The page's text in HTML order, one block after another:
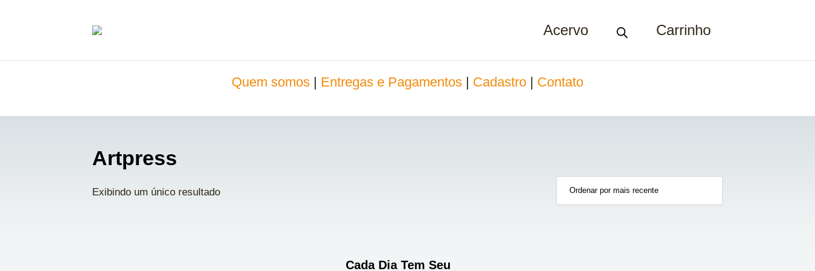
Acervo Carrinho
Quem somos Entregas e Pagamentos Cadastro Contato
Artpress
Exibindo um único resultado
Cada Dia Tem Seu